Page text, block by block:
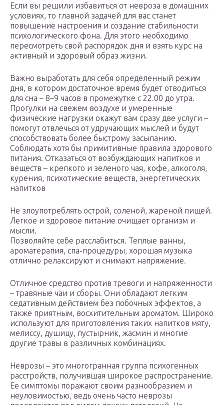
Если вы решили избавиться от невроза в домашних
условиях, то главной задачей для вас станет
повышение настроения и создание стабильности
психологического фона. Для этого необходимо
пересмотреть свой распорядок дня и взять курс на
активный и здоровый образ жизни.
Важно выработать для себя определенный режим
дня, в котором достаточное время будет отводиться
для сна – 8–9 часов в промежутке с 22.00 до утра.
Прогулки на свежем воздухе и умеренные
физические нагрузки окажут вам сразу две услуги –
помогут отвлечься от удручающих мыслей и будут
способствовать более быстрому засыпанию.
Соблюдать хотя бы примитивные правила здорового
питания. Отказаться от возбуждающих напитков и
веществ – крепкого и зеленого чая, кофе, алкоголя,
курения, психотические веществ, энергетических
напитков
Не злоупотреблять острой, соленой, жареной пищей.
Легкое и здоровое питание очищает организм и
мысли.
Позволяйте себе расслабиться. Теплые ванны,
ароматерапия, спа-процедуры, хорошая музыка
отлично релаксируют и снимают напряжение.
Отличное средство против тревоги и напряженности
– травяные чаи и сборы. Они обладают легким
седативным действием без побочных эффектов, а
также приятным, восхитительным ароматом. Широко
используют для приготовления таких напитков мяту,
мелиссу, душицу, пустырник, жасмин и многие
другие травы в различных комбинациях.
Неврозы – это многогранная группа психогенных
расстройств, получившая широкое распространение.
Ее симптомы поражают своим разнообразием и
неуловимостью, ведь очень часто неврозы